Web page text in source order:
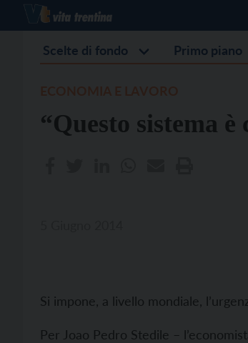
Scelte di fondo Primo piano
“Questo sistema è
Si impone, a livello mondiale,
Per Joao Pedro Stedile –